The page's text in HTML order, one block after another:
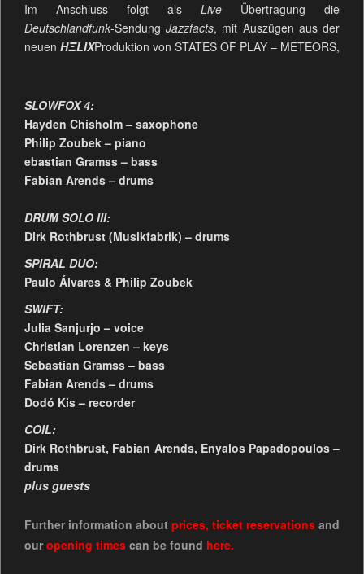
Im Anschluss folgt alsLive Übertragung die
Deutschlandfunk-SendungJazzfacts, mit Auszügen aus der
neuen HΞLIXProduktion von STATES OF PLAY – METEORS,
SLOWFOX 4:
Hayden Chisholm – saxophone
Philip Zoubek – piano
ebastian Gramss – bass
Fabian Arends – drums
DRUM SOLO III:
Dirk Rothbrust (Musikfabrik) – drums
SPIRAL DUO:
Paulo Álvares & Philip Zoubek
SWIFT:
Julia Sanjurjo – voice
Christian Lorenzen – keys
Sebastian Gramss – bass
Fabian Arends – drums
Dodó Kis – recorder
COIL:
Dirk Rothbrust, Fabian Arends, Enyalos Papadopoulos –
drums
plus guests
Further information about prices,ticket reservations and
our opening timescan be found here.